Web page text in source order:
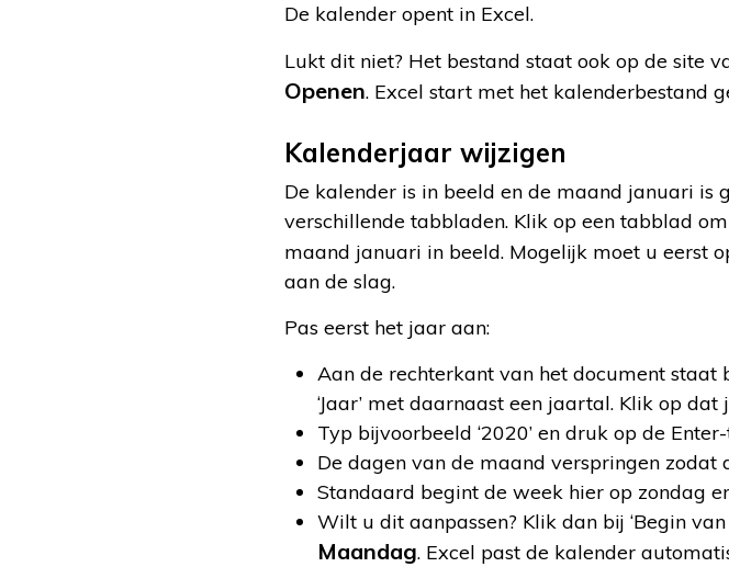
De kalender opent in Excel.
Lukt dit niet? Het bestand staat ook op de site
Openen. Excel start met het kalenderbestand
Kalenderjaar wijzigen
De kalender is in beeld en de maand januari is
verschillende tabbladen. Klik op een tabblad
maand januari in beeld. Mogelijk moet u eerst
aan de slag.
Pas eerst het jaar aan:
Aan de rechterkant van het document staat
‘Jaar’ met daarnaast een jaartal. Klik op dat
Typ bijvoorbeeld ‘2020’ en druk op de
De dagen van de maand verspringen zodat
Standaard begint de week hier op zondag
Wilt u dit aanpassen? Klik dan bij ‘Begin
Maandag. Excel past de kalender